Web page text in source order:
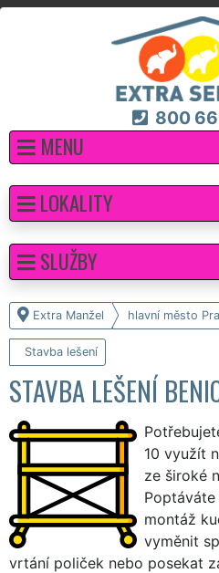
800
MENU
Extra Manžel hlavní město
Stavba lešení
STAVBA LEŠENÍ
10 využít
ze široké
montáž
vyměnit
vrtání poliček nebo posekat
LOKALITY
SLUŽBY